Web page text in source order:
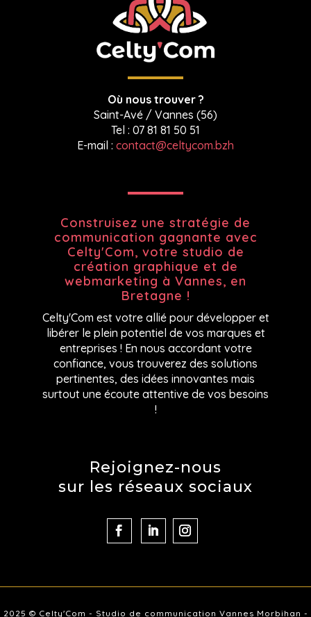
Où nous trouver ?
Saint-Avé / Vannes (56)
Tel : 07 81 81 50 51
E-mail : contact@celtycom.bzh
Construisez une stratégie de
communication gagnante avec
Celty'Com, votre studio de
création graphique et de
webmarketing à Vannes, en
Bretagne !
Celty'Com est votre allié pour développer et
libérer le plein potentiel de vos marques et
entreprises ! En nous accordant votre
confiance, vous trouverez des solutions
pertinentes, des idées innovantes mais
surtout une écoute attentive de vos besoins
!
Rejoignez-nous
sur les réseaux sociaux
2025 © Celty'Com - Studio de communication Vannes Morbihan -